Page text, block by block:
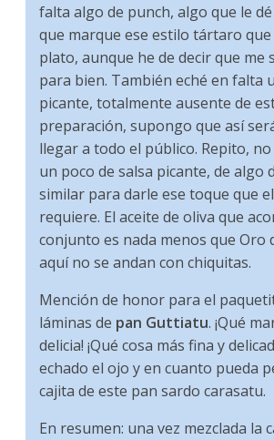
falta algo de punch, algo que le
que marque ese estilo tártaro
plato, aunque he de decir que me
para bien. También eché en falta
picante, totalmente ausente de
preparación, supongo que así
llegar a todo el público. Repito,
un poco de salsa picante, de algo
similar para darle ese toque que
requiere. El aceite de oliva que
conjunto es nada menos que Oro
aquí no se andan con chiquitas.
Mención de honor para el
láminas de pan Guttiatu. ¡Qué
delicia! ¡Qué cosa más fina y
echado el ojo y en cuanto pueda
cajita de este pan sardo carasatu.
En resumen: una vez mezclada la